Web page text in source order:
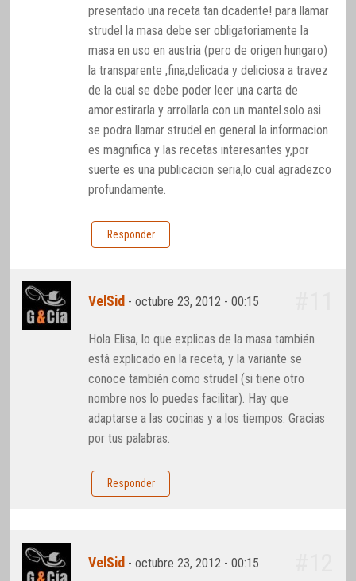
presentado una receta tan dcadente! para llamar
strudel la masa debe ser obligatoriamente la
masa en uso en austria (pero de origen hungaro)
la transparente ,fina,delicada y deliciosa a travez
de la cual se debe poder leer una carta de
amor.estirarla y arrollarla con un mantel.solo asi
se podra llamar strudel.en general la informacion
es magnifica y las recetas interesantes y,por
suerte es una publicacion seria,lo cual agradezco
profundamente.
Responder
VelSid -octubre 23, 2012 - 00:15
Hola Elisa, lo que explicas de la masa también
está explicado en la receta, y la variante se
conoce también como strudel (si tiene otro
nombre nos lo puedes facilitar). Hay que
adaptarse a las cocinas y a los tiempos. Gracias
por tus palabras.
Responder
VelSid -octubre 23, 2012 - 00:15